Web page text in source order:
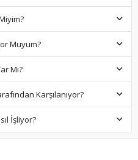
Muyum?
Mı?
Karşılanıyor?
İşliyor?